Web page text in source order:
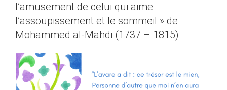
l’amusement de celui qui aime
l’assoupissement et le sommeil » de
Mohammed al-Mahdi (1737 – 1815)